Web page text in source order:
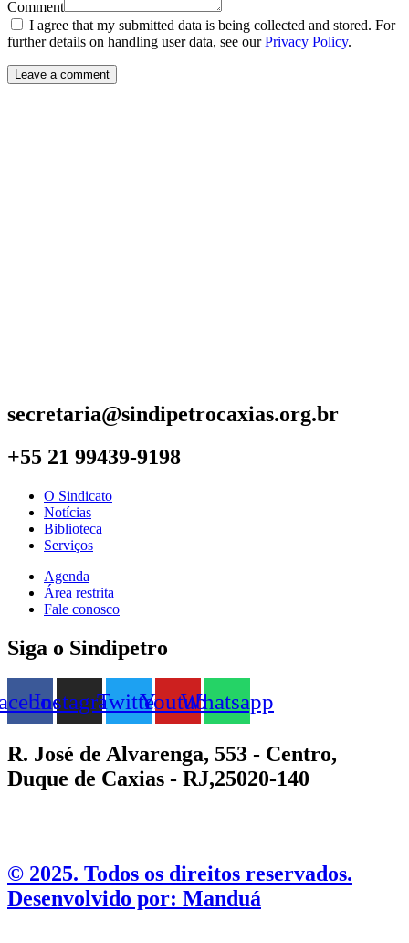
Comment
I agree that my submitted data is being collected and stored. For
further details on handling user data, see ourPrivacy Policy.
secretaria@sindipetrocaxias.org.br
+55 21 99439-9198
O Sindicato
Notícias
Biblioteca
Serviços
Agenda
Área restrita
Fale conosco
Siga o Sindipetro
InstagramTwitterYoutubeWhatsapp
R. José de Alvarenga, 553 - Centro,
Duque de Caxias - RJ,25020-140
©️ 2025. Todos os direitos reservados.
Desenvolvido por: Manduá